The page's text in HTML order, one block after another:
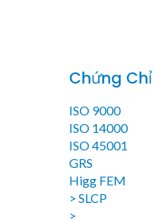
Chứng Chỉ
ISO 9000
ISO 14000
ISO 45001
GRS
Higg FEM
> SLCP
>